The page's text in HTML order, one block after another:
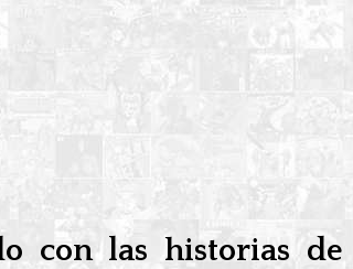
con las historias de